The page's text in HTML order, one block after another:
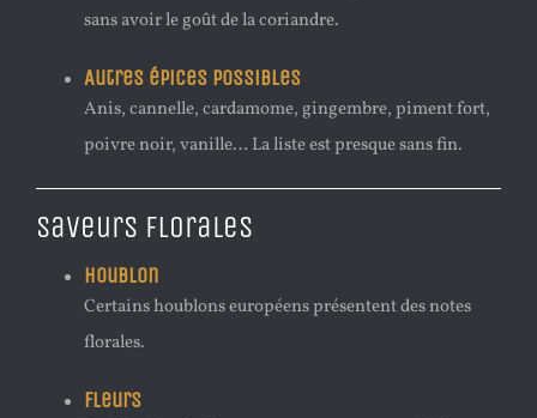
sans avoir le goût de la coriandre.
Autres épices possibles
Anis, cannelle, cardamome, gingembre, piment fort,
poivre noir, vanille… La liste est presque sans fin.
Saveurs florales
Houblon
Certains houblons européens présentent des notes
florales.
Fleurs